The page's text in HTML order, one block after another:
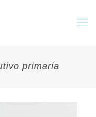
primaria